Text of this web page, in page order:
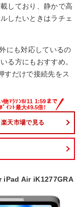
しており、静かで高
したいときはラチェ
にも対応しているの
る方にもおすすめ。
すだけで接続先をス
楽天市場で見る
Air iK1277GRA